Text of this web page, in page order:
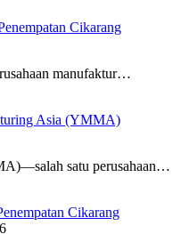
Cikarang
manufaktur…
Asia (YMMA)
satu perusahaan…
Cikarang